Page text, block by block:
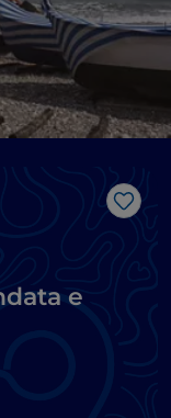
Like
e